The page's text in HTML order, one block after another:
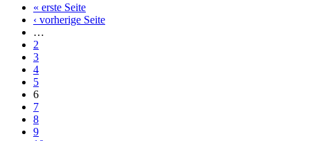
Seiten« erste Seite
‹ vorherige Seite
…
2
3
4
5
6
7
8
9